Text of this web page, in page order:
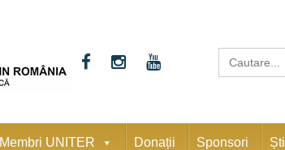
Search
for:
Membri UNITER Donații Sponsori